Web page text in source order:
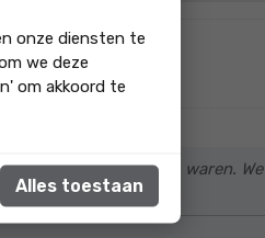
verliep ook soepel.
contact naar wens waren. We
onze diensten te
we deze
om akkoord te
Alles toestaan